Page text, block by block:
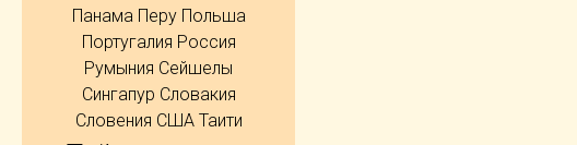
Панама Перу Польша
Португалия Россия
Румыния Сейшелы
Сингапур Словакия
Словения США Таити